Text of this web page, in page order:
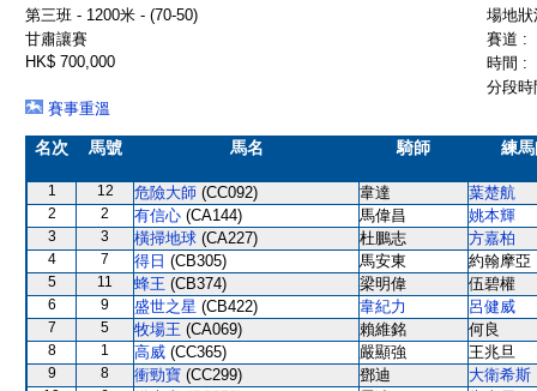
第三班 - 1200米 - (70-50)
場地
甘肅讓賽
賽道 :
HK$ 700,000
時間 :
分段
賽事重溫
名次 馬號 馬名 騎師 練
1 12 危險大師 (CC092) 韋達 葉楚航
2 2 有信心 (CA144) 馬偉昌 姚本輝
3 3 橫掃地球 (CA227) 杜鵬志 方嘉柏
4 7 得日 (CB305) 馬安東 約翰摩亞
5 11 蜂王 (CB374) 梁明偉 伍碧權
6 9 盛世之星 (CB422) 韋紀力 呂健威
7 5 牧場王 (CA069) 賴維銘 何良
8 1 高威 (CC365) 嚴顯強 王兆旦
9 8 衝勁寶 (CC299) 鄧迪 大衛希斯